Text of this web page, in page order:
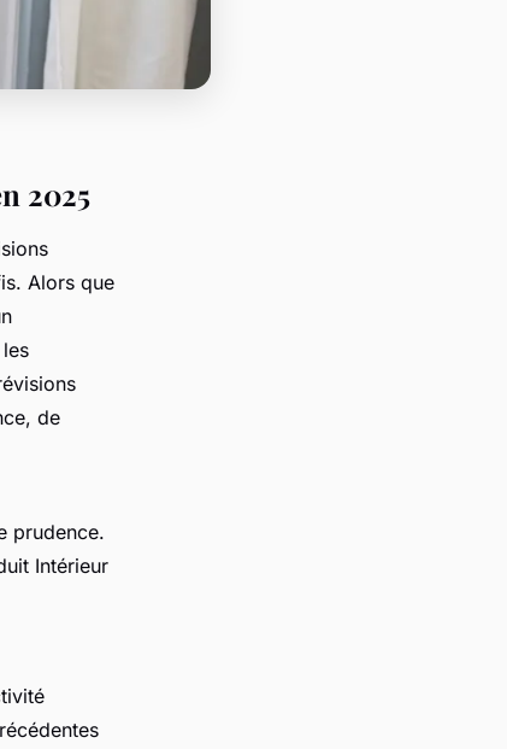
2025
Alors que
de
prudence.
Intérieur